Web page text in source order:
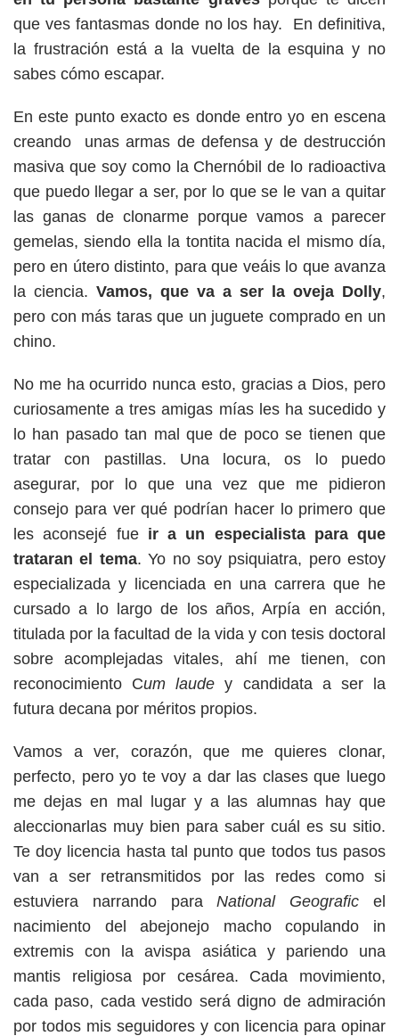
que ves fantasmas donde no los hay. En definitiva,
la frustración está a la vuelta de la esquina y no
sabes cómo escapar.
En este punto exacto es donde entro yo en escena
creando unas armas de defensa y de destrucción
masiva que soy como la Chernóbil de lo radioactiva
que puedo llegar a ser, por lo que se le van a quitar
las ganas de clonarme porque vamos a parecer
gemelas, siendo ella la tontita nacida el mismo día,
pero en útero distinto, para que veáis lo que avanza
la ciencia. Vamos, que va a ser la oveja Dolly,
pero con más taras que un juguete comprado en un
chino.
No me ha ocurrido nunca esto, gracias a Dios, pero
curiosamente a tres amigas mías les ha sucedido y
lo han pasado tan mal que de poco se tienen que
tratar con pastillas. Una locura, os lo puedo
asegurar, por lo que una vez que me pidieron
consejo para ver qué podrían hacer lo primero que
les aconsejé fue ir a un especialista para que
trataran el tema. Yo no soy psiquiatra, pero estoy
especializada y licenciada en una carrera que he
cursado a lo largo de los años, Arpía en acción,
titulada por la facultad de la vida y con tesis doctoral
sobre acomplejadas vitales, ahí me tienen, con
reconocimiento Cum laudey candidata a ser la
futura decana por méritos propios.
Vamos a ver, corazón, que me quieres clonar,
perfecto, pero yo te voy a dar las clases que luego
me dejas en mal lugar y a las alumnas hay que
aleccionarlas muy bien para saber cuál es su sitio.
Te doy licencia hasta tal punto que todos tus pasos
van a ser retransmitidos por las redes como si
estuviera narrando paraNational Geografic el
nacimiento del abejonejo macho copulando in
extremis con la avispa asiática y pariendo una
mantis religiosa por cesárea. Cada movimiento,
cada paso, cada vestido será digno de admiración
por todos mis seguidores y con licencia para opinar